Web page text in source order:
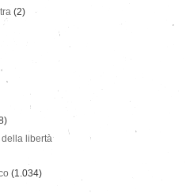
(2)
libertà
(1.034)